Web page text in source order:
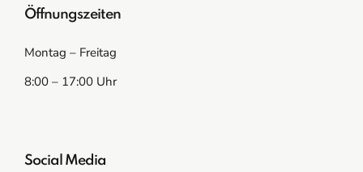
Öffnungszeiten
Montag – Freitag
8:00 – 17:00 Uhr
Social Media